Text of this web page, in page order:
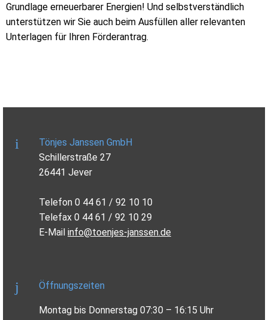
Grundlage erneuerbarer Energien! Und selbstverständlich
unterstützen wir Sie auch beim Ausfüllen aller relevanten
Unterlagen für Ihren Förderantrag.
Tönjes Janssen GmbH
Schillerstraße 27
26441 Jever
Telefon 0 44 61 / 92 10 10
Telefax 0 44 61 / 92 10 29
E-Mail info@toenjes-janssen.de
Öffnungszeiten
Montag bis Donnerstag 07:30 – 16:15 Uhr